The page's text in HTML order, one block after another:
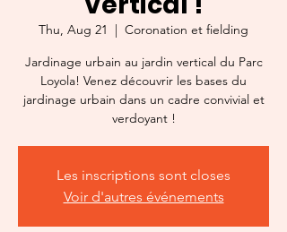
Thu, Aug 21
  |
Coronation et fielding
Jardinage urbain au jardin vertical du Parc
Loyola! Venez découvrir les bases du
jardinage urbain dans un cadre convivial et
verdoyant !
Les inscriptions sont closes
Voir d'autres événements